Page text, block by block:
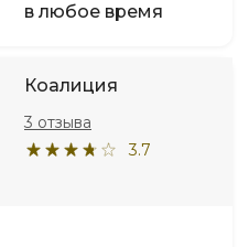
в любое время
Коалиция
3.7
3 отзыва